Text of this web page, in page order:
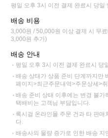
평일 오후 3시 이전 결제 완료시 당일
배송 비용
3,000원 / 50,000원 이상 결제 시 무
3,000원 추가)
배송 안내
평일 오후 3시 이전 결제 완료시 당
배송 상태가 상품 준비 단계까지만
페이지>최근주문내역>주문상세>
배송 준비 상태 이후에는 변경 불가
택배비는 고객님 부담입니다.
록시걸 온라인몰 주문 건과 타 판
다.
배송사의 물량 증가로 인한 배송 지